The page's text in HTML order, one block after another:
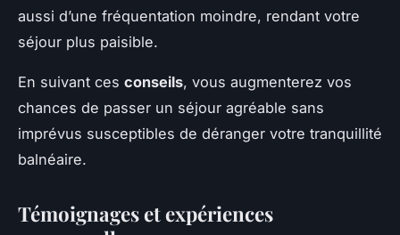
aussi d’une fréquentation moindre, rendant votre
séjour plus paisible.
En suivant ces conseils, vous augmenterez vos
chances de passer un séjour agréable sans
imprévus susceptibles de déranger votre tranquillité
balnéaire.
Témoignages et expériences